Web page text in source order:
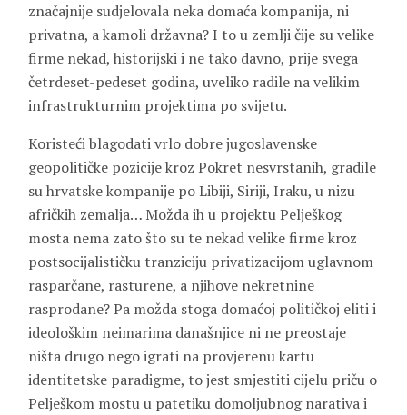
značajnije sudjelovala neka domaća kompanija, ni
privatna, a kamoli državna? I to u zemlji čije su velike
firme nekad, historijski i ne tako davno, prije svega
četrdeset-pedeset godina, uveliko radile na velikim
infrastrukturnim projektima po svijetu.
Koristeći blagodati vrlo dobre jugoslavenske
geopolitičke pozicije kroz Pokret nesvrstanih, gradile
su hrvatske kompanije po Libiji, Siriji, Iraku, u nizu
afričkih zemalja… Možda ih u projektu Pelješkog
mosta nema zato što su te nekad velike firme kroz
postsocijalističku tranziciju privatizacijom uglavnom
rasparčane, rasturene, a njihove nekretnine
rasprodane? Pa možda stoga domaćoj političkoj eliti i
ideološkim neimarima današnjice ni ne preostaje
ništa drugo nego igrati na provjerenu kartu
identitetske paradigme, to jest smjestiti cijelu priču o
Pelješkom mostu u patetiku domoljubnog narativa i